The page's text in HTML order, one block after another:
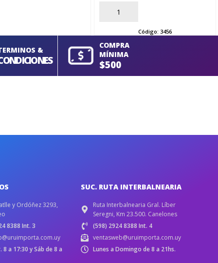
AÑADIR
Código: 3456
&
COMPRA
MÍNIMA
$500
y Ordóñez 3293,
8388 Int. 3
8 a 17:30 y Sáb de 8 a
SUC. RUTA INTERBALNEARIA
Ruta Interbalnearia Gral. Líber
Seregni, Km 23.500. Canelones
(598) 2924 8388 Int. 4
ventasweb@uruimporta.com.uy
Lunes a Domingo de 8 a 21hs.